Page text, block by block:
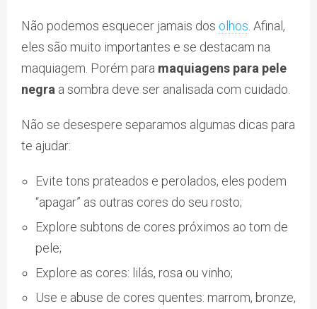
Não podemos esquecer jamais dos olhos . Afinal,
eles são muito importantes e se destacam na
maquiagem. Porém para maquiagens para pele
negra a sombra deve ser analisada com cuidado.
Não se desespere separamos algumas dicas para
te ajudar:
Evite tons prateados e perolados, eles podem
“apagar” as outras cores do seu rosto;
Explore subtons de cores próximos ao tom de
pele;
Explore as cores: lilás, rosa ou vinho;
Use e abuse de cores quentes: marrom, bronze,